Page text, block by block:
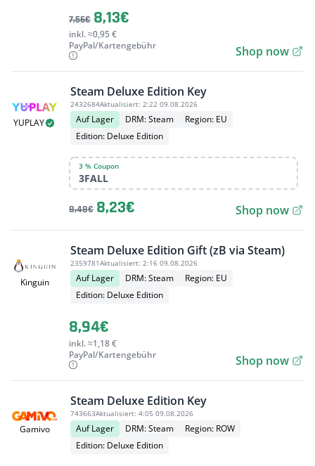
7,56€ 8,13€
inkl. ≈0,95 €
PayPal/Kartengebühr
Shop now
YUPLAY
Steam Deluxe Edition Key
2432684Aktualisiert: 2:22 09.08.2026
Auf Lager DRM: Steam
Region: EU
Edition: Deluxe Edition
3 % Coupon
3FALL
8,48€ 8,23€ Shop now
Kinguin
Steam Deluxe Edition Gift (zB via Steam)
2359781Aktualisiert: 2:16 09.08.2026
Auf Lager DRM: Steam
Region: EU
Edition: Deluxe Edition
8,94€
inkl. ≈1,18 €
PayPal/Kartengebühr
Shop now
Gamivo
Steam Deluxe Edition Key
743663Aktualisiert: 4:05 09.08.2026
Auf Lager DRM: Steam
Region: ROW
Edition: Deluxe Edition